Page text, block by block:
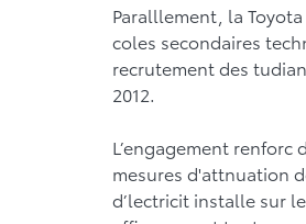
Paralllement, la
coles secondaires
recrutement des
2012.
L’engagement renforc
mesures d'attnuation
d’lectricit installe sur